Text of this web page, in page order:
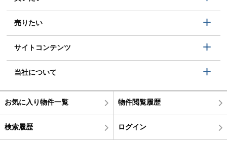
売りたい
サイトコンテンツ
当社について
お気に入り物件一覧 物件閲覧履歴
検索履歴 ログイン